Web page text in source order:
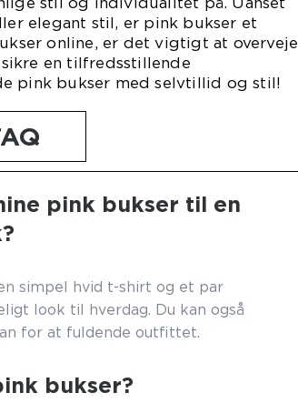
elegant stil, er pink bukser et
online, er det vigtigt at overveje
en tilfredsstillende
pink bukser med selvtillid og stil!
pink bukser til en
simpel hvid t-shirt og et par
look til hverdag. Du kan også
for at fuldende outfittet.
bukser?